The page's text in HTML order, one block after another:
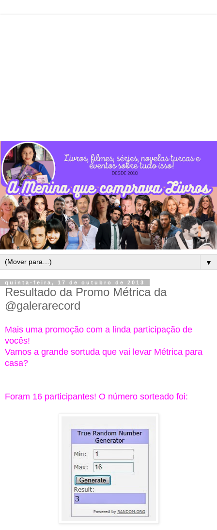
▼
quinta-feira, 17 de outubro de 2013
Resultado da Promo Métrica da
@galerarecord
Mais uma promoção com a linda participação de
vocês!
Vamos a grande sortuda que vai levar Métrica para
casa?
Foram 16 participantes! O número sorteado foi: